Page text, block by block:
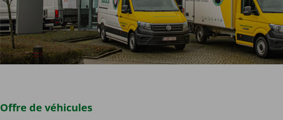
Offre de véhicules